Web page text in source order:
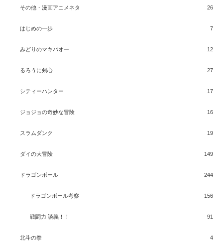
その他・漫画アニメネタ 26
はじめの一歩 7
みどりのマキバオー 12
るろうに剣心 27
シティーハンター 17
ジョジョの奇妙な冒険 16
スラムダンク 19
ダイの大冒険 149
ドラゴンボール 244
ドラゴンボール考察 156
戦闘力 談義！！ 91
北斗の拳 4